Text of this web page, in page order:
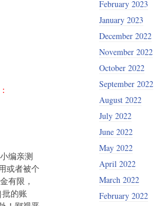
编亲测
或者被个
有限，
的账
February 2023
January 2023
December 2022
November 2022
October 2022
September 2022
August 2022
July 2022
June 2022
May 2022
April 2022
March 2022
February 2022